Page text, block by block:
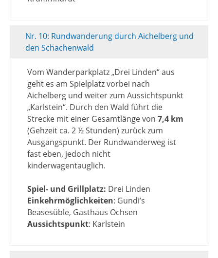
Nr. 10: Rundwanderung durch Aichelberg und
den Schachenwald
Vom Wanderparkplatz „Drei Linden“ aus
geht es am Spielplatz vorbei nach
Aichelberg und weiter zum Aussichtspunkt
„Karlstein“. Durch den Wald führt die
Strecke mit einer Gesamtlänge von7,4 km
(Gehzeit ca. 2 ½ Stunden) zurück zum
Ausgangspunkt. Der Rundwanderweg ist
fast eben, jedoch nicht
kinderwagentauglich.
Spiel- und Grillplatz: Drei Linden
Einkehrmöglichkeiten: Gundi’s
Beasesüble, Gasthaus Ochsen
Aussichtspunkt: Karlstein